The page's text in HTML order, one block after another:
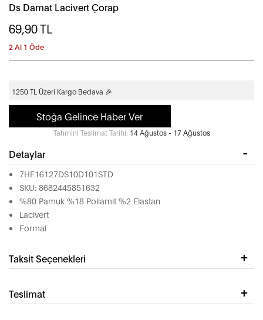
Ds Damat Lacivert Çorap
69,90TL
2 Al 1 Öde
1250 TL Üzeri Kargo Bedava 🎉
Stoğa Gelince Haber Ver
Tahmini Teslimat Tarihi: 14 Ağustos - 17 Ağustos
Detaylar
7HF16127DS10D101STD
SKU: 8682445851632
%80 Pamuk %18 Poliamit %2 Elastan
Lacivert
Formal
Taksit Seçenekleri
Teslimat